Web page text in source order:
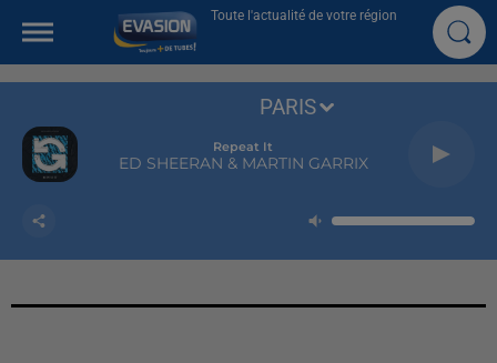
Toute l'actualité de votre région
Repeat It
ED SHEERAN & MARTIN GARRIX
PARIS